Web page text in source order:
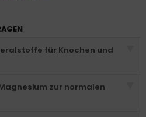
für Knochen und
zur normalen